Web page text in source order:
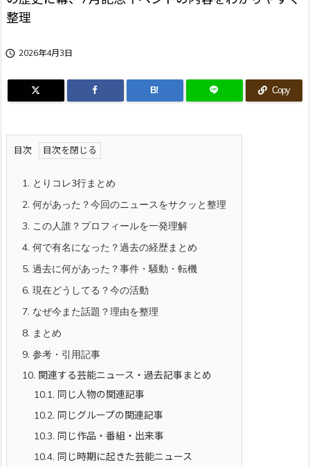
整理
 2026年4月3日
B! Copy
目次
1. とりコレ3行まとめ
2. 何があった？今回のニュースをサクッと整理
3. この人誰？プロフィールを一発理解
4. 何で有名になった？過去の経歴まとめ
5. 過去に何があった？事件・騒動・転機
6. 現在どうしてる？今の活動
7. なぜ今また話題？理由を整理
8. まとめ
9. 参考・引用記事
10. 関連する芸能ニュース・過去記事まとめ
10.1. 同じ人物の関連記事
10.2. 同じグループの関連記事
10.3. 同じ作品・番組・出来事
10.4. 同じ時期に起きた芸能ニュース